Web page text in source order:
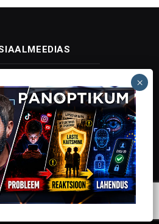
InstagramYouTubeTelegram